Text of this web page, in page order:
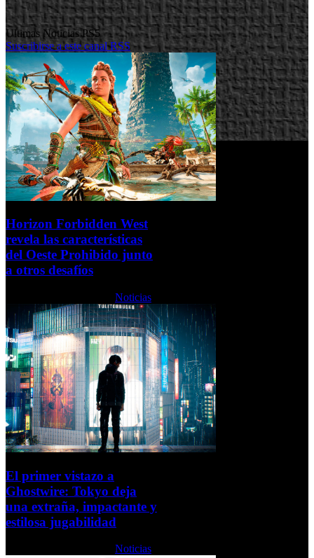
Ultimas Noticias PS5
Suscribirse a este canal RSS
Horizon Forbidden West
revela las características
del Oeste Prohibido junto
a otros desafíos
Noticias
El primer vistazo a
Ghostwire: Tokyo deja
una extraña, impactante y
estilosa jugabilidad
Noticias